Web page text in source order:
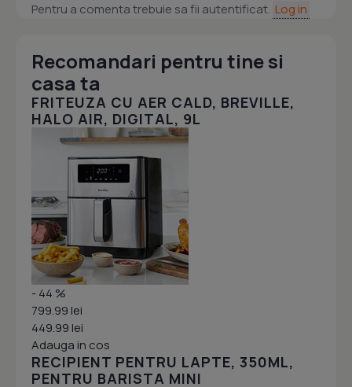
Pentru a comenta trebuie sa fii autentificat. Log in
Recomandari pentru tine si
casa ta
FRITEUZA CU AER CALD, BREVILLE,
HALO AIR, DIGITAL, 9L
- 44 %
799.99 lei
449.99 lei
Adauga in cos
RECIPIENT PENTRU LAPTE, 350ML,
PENTRU BARISTA MINI